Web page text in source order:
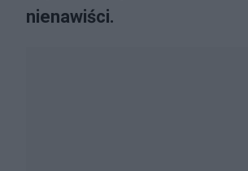
nienawiści.